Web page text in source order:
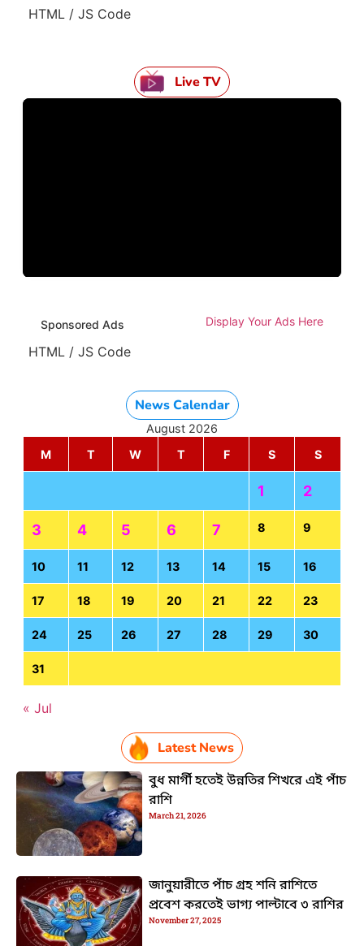
HTML / JS Code
Live TV
Sponsored Ads Display Your Ads Here
HTML / JS Code
News Calendar
August 2026
M
T W T F S S
1 2
3 4 5 6 7 8 9
10 11 12 13 14 15 16
17 18 19 20 21 22 23
24 25 26 27 28 29 30
31
« Jul
Latest News
বুধ মার্গী হতেই উন্নতির শিখরে এই পাঁচ
রাশি
March 21, 2026
জানুয়ারীতে পাঁচ গ্রহ শনি রাশিতে
প্রবেশ করতেই ভাগ্য পাল্টাবে ৩ রাশির
November 27, 2025